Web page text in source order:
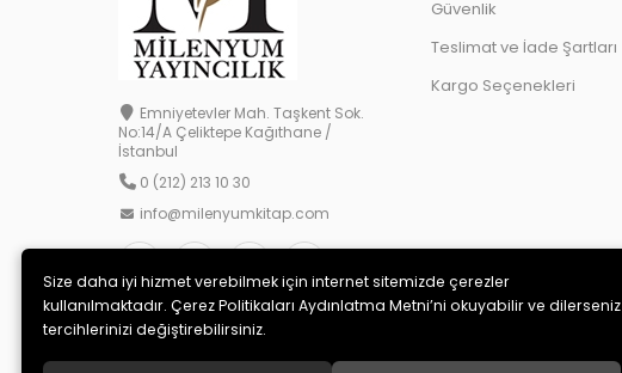
Emniyetevler Mah. Taşkent Sok.
No:14/A Çeliktepe Kağıthane /
İstanbul
0 (212) 213 10 30
info@milenyumkitap.com
Güvenlik
Teslimat ve İade Şartları
Kargo Seçenekleri
Size daha iyi hizmet verebilmek için internet sitemizde çerezler
kullanılmaktadır. Çerez Politikaları Aydınlatma Metni’ni okuyabilir ve dilerseniz
tercihlerinizi değiştirebilirsiniz.